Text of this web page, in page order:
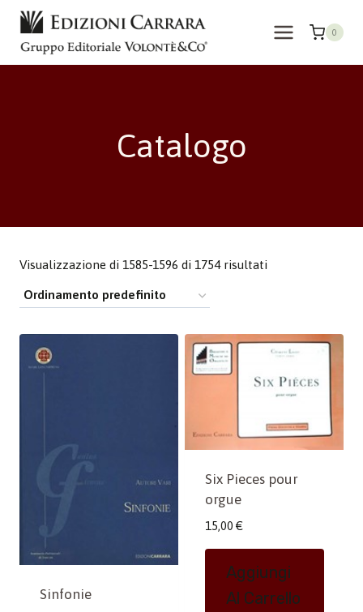
Salta
contenuto
0
Catalogo
Visualizzazione di 1585-1596 di 1754 risultati
Sinfonie
Six Pieces pour
orgue
15,00 €
Aggiungi
Al Carrello